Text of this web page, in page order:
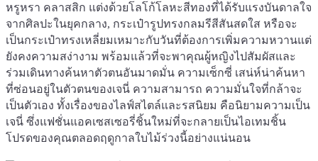
หรูหรา คลาสสิก แต่งด้วยโลโก้โลหะสีทองที่ได้รับแรงบันดาลใจ
จากศิลปะในยุคกลาง, กระเป๋ารูปทรงกลมรีสีสันสดใส หรือจะ
เป็นกระเป๋าทรงเหลี่ยมเหมาะกับวันที่ต้องการเพิ่มความหวานแต่
ยังคงความสง่างาม พร้อมแล้วที่จะพาคุณผู้หญิงไปสัมผัสและ
ร่วมเดินทางค้นหาตัวตนอันมาดมั่น ความเซ็กซี่ เสน่ห์น่าค้นหา
ที่ซ่อนอยู่ในตัวตนของเจนี่ ความสามารถ ความมั่นใจที่กล้าจะ
เป็นตัวเอง ทั้งเรื่องของไลฟ์สไตล์และรสนิยม คือนิยามความเป็น
เจนี่ ซึ่งแฟชั่นแอคเซสเซอรี่ชิ้นใหม่ที่จะกลายเป็นไอเทมชิ้น
โปรดของคุณตลอดฤดูกาลใบไม้ร่วงนี้อย่างแน่นอน